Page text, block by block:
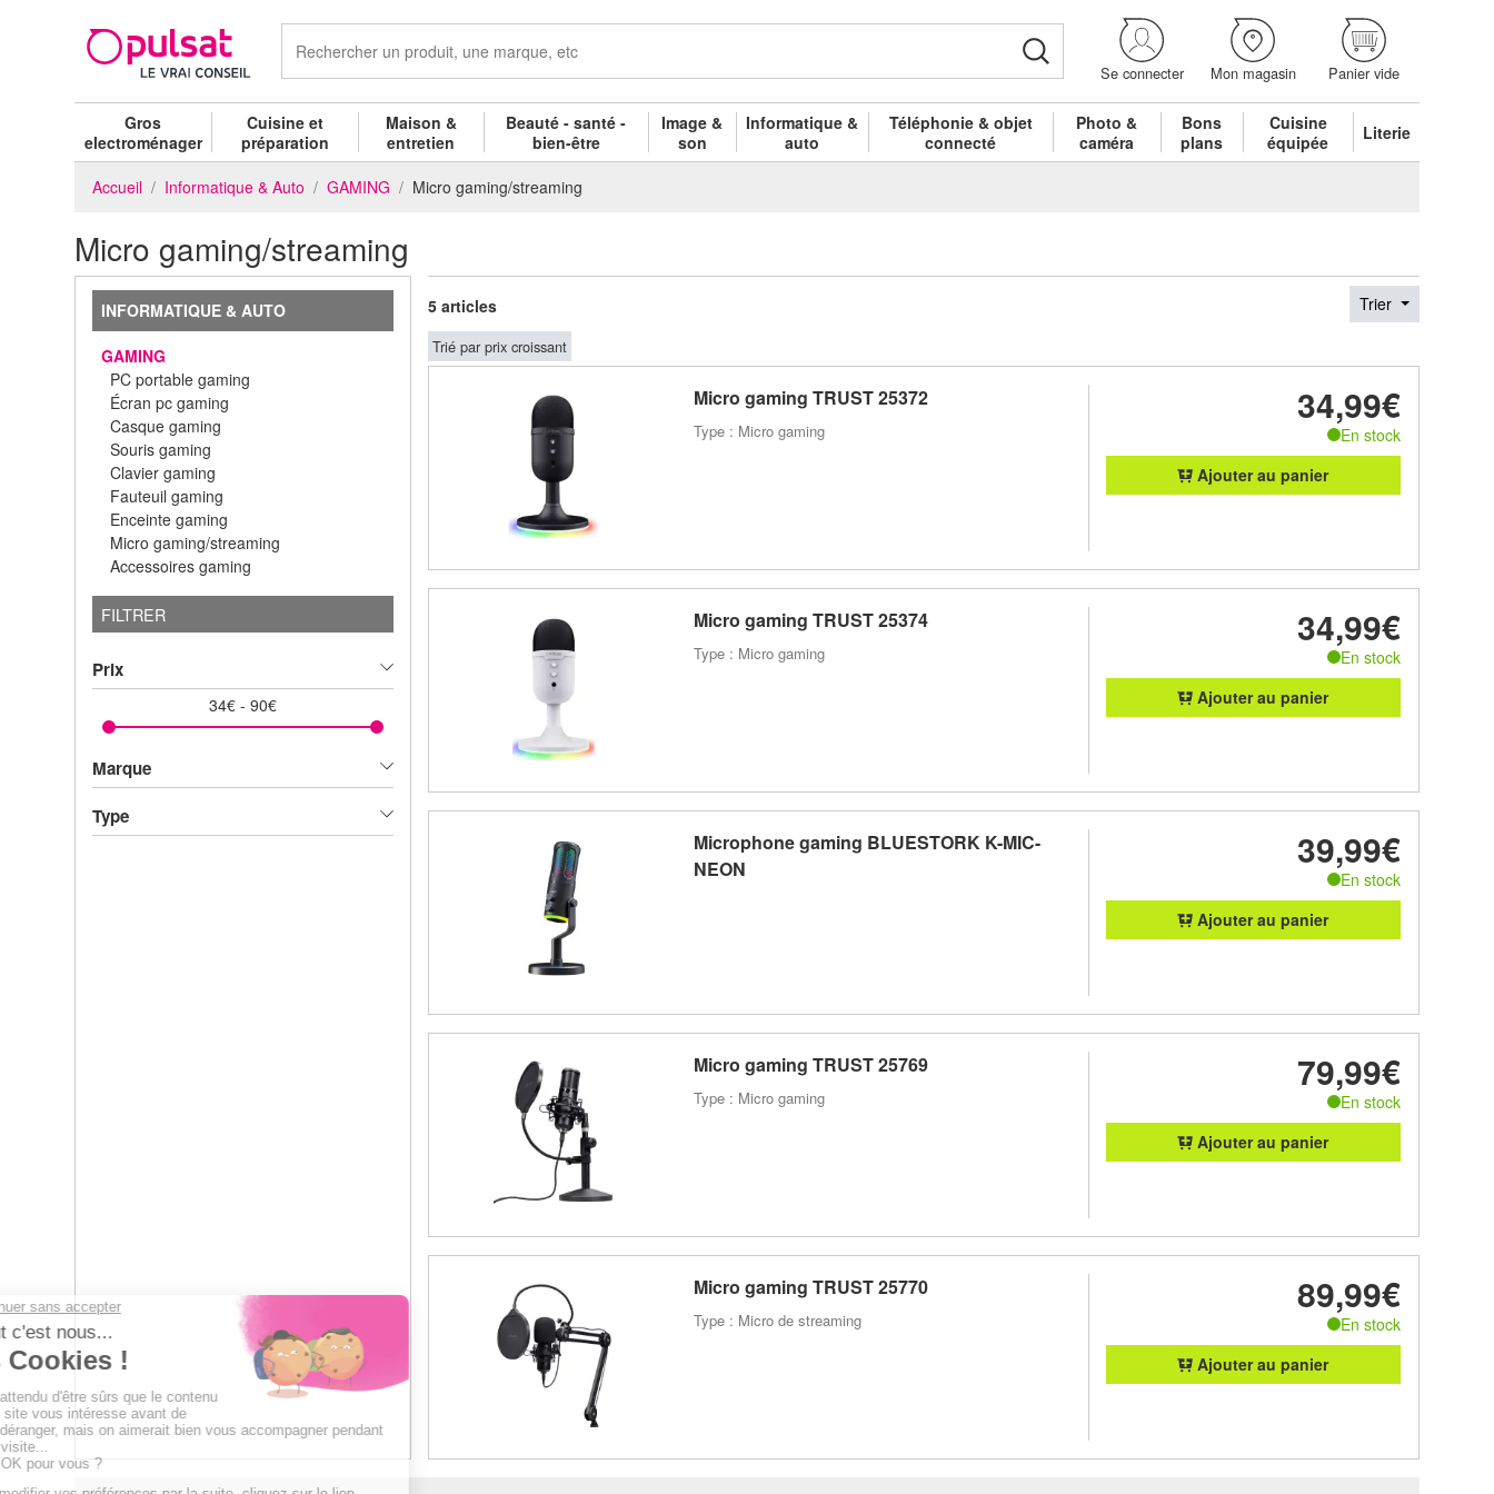
Se connecter Mon magasin Panier vide
Gros
electroménager
Cuisine et
préparation
Maison &
entretien
Beauté - santé -
bien-être
Image &
son
Informatique &
auto
Téléphonie & objet
connecté
Photo &
caméra
Bons
plans
Cuisine
équipée
Literie
Accueil Informatique & Auto GAMING Micro gaming/streaming
Micro gaming/streaming
INFORMATIQUE & AUTO
GAMING
PC portable gaming
Écran pc gaming
Casque gaming
Souris gaming
Clavier gaming
Fauteuil gaming
Enceinte gaming
Micro gaming/streaming
Accessoires gaming
FILTRER
Prix
34€- 90€
Marque
Type
5 articles Trier
Trié par prix croissant
Micro gaming TRUST 25372
Type : Micro gaming
34,99€
En stock
Ajouter au panier
Micro gaming TRUST 25374
Type : Micro gaming
34,99€
En stock
Ajouter au panier
Microphone gaming BLUESTORK K-MIC-
NEON
39,99€
En stock
Ajouter au panier
Micro gaming TRUST 25769
Type : Micro gaming
79,99€
En stock
Ajouter au panier
Micro gaming TRUST 25770
Type : Micro de streaming
89,99€
En stock
Ajouter au panier